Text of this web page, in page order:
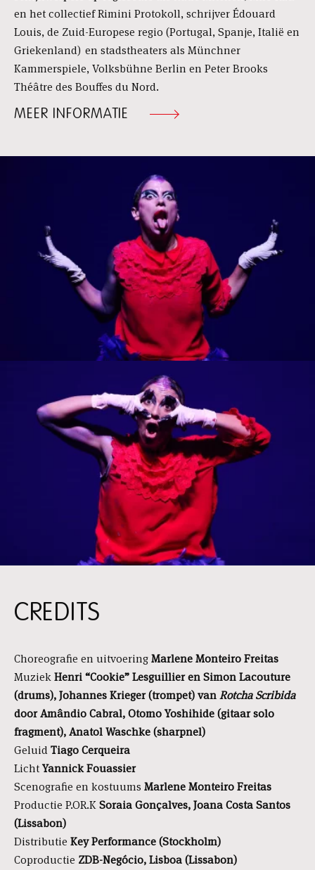
en het collectief Rimini Protokoll, schrijver Édouard
Louis, de Zuid-Europese regio (Portugal, Spanje, Italië en
Griekenland) en stadstheaters als Münchner
Kammerspiele, Volksbühne Berlin en Peter Brooks
Théâtre des Bouffes du Nord.
MEER INFORMATIE
CREDITS
Choreografie en uitvoeringMarlene Monteiro Freitas
MuziekHenri “Cookie” Lesguillier en Simon Lacouture
(drums), Johannes Krieger (trompet) vanRotcha Scribida
door Amândio Cabral, Otomo Yoshihide (gitaar solo
fragment), Anatol Waschke (sharpnel)
GeluidTiago Cerqueira
LichtYannick Fouassier
Scenografie en kostuums Marlene Monteiro Freitas
Productie P.OR.KSoraia Gonçalves, Joana Costa Santos
(Lissabon)
Distributie Key Performance (Stockholm)
Coproductie ZDB-Negócio, Lisboa (Lissabon)